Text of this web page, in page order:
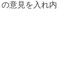
意見を入れ内